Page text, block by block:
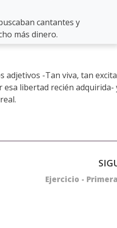
cantantes y
más dinero.
adjetivos -Tan viva, tan
libertad recién adquirida-
Ejercicio -